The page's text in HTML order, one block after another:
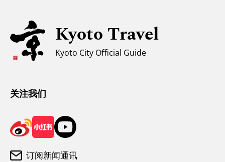
无障碍旅游
穆斯林友好环境
气候和服装
Kyoto Travel
Kyoto City Official Guide
关注我们
订阅新闻通讯